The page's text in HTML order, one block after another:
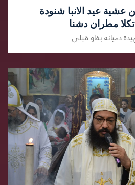
عيد الانبا شنودة
تكلا مطران دشنا
دميانه بفاو قبلي